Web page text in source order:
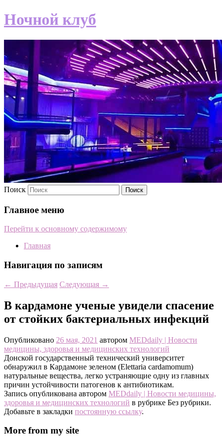
Ночной клуб
Поиск
Главное меню
Перейти к основному содержимому
Главная
Навигация по записям
← Предыдущая Следующая →
В кардамоне ученые увидели спасение
от стойких бактериальных инфекций
Опубликовано 26 мая, 2021 автором MEDdaily | Hовости
медицины, здоровья и медицинских технологий
Донской государственный технический университет
обнаружил в Кардамоне зеленом (Elettaria cardamomum)
натуральные вещества, легко устраняющие одну из главных
причин устойчивости патогенов к антибиотикам.
Запись опубликована автором MEDdaily | Hовости медицины,
здоровья и медицинских технологий в рубрике Без рубрики.
Добавьте в закладки постоянную ссылку.
More from my site